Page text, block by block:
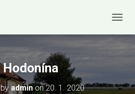
Ř
O
Hodonína
byadminon20. 1. 2020